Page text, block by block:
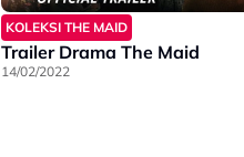
KOLEKSI THE MAID
Trailer Drama The Maid
14/02/2022